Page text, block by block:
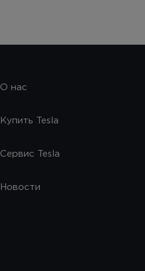
О нас
Купить Tesla
Сервис Tesla
Новости